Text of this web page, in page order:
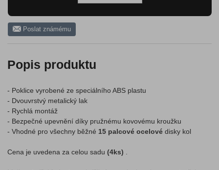
Poslat známému
Popis produktu
- Poklice vyrobené ze speciálního ABS plastu
- Dvouvrstvý metalický lak
- Rychlá montáž
- Bezpečné upevnění díky pružnému kovovému kroužku
- Vhodné pro všechny běžné 15 palcové ocelové disky kol
Cena je uvedena za celou sadu (4ks)